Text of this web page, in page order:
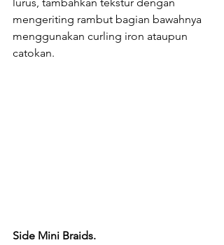
mengeriting rambut bagian bawahnya
menggunakan curling iron ataupun
catokan.
Side Mini Braids.